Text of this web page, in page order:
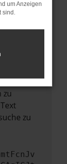
ein
dazu
nicht
Wir
zu
zu
um Anzeigen
sind.